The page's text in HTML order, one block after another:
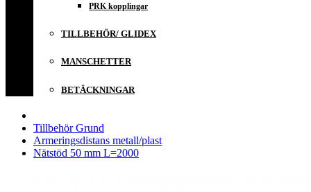
PRK kopplingar
TILLBEHÖR/ GLIDEX
MANSCHETTER
BETÄCKNINGAR
Tillbehör Grund
Armeringsdistans metall/plast
Nätstöd 50 mm L=2000